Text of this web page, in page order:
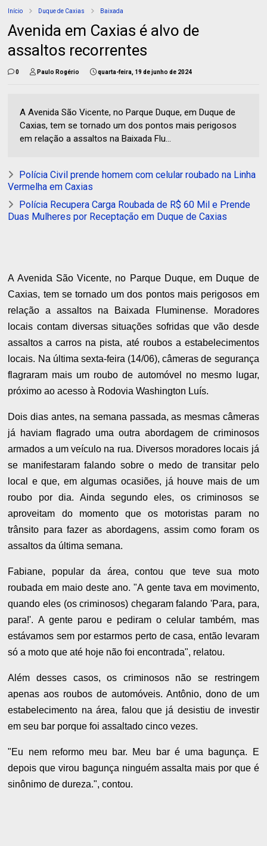
Início Duque de Caxias Baixada
Avenida em Caxias é alvo de
assaltos recorrentes
0 Paulo Rogério quarta-feira, 19 de junho de 2024
A Avenida São Vicente, no Parque Duque, em Duque de
Caxias, tem se tornado um dos pontos mais perigosos
em relação a assaltos na Baixada Flu...
Polícia Civil prende homem com celular roubado na Linha
Vermelha em Caxias
Polícia Recupera Carga Roubada de R$ 60 Mil e Prende
Duas Mulheres por Receptação em Duque de Caxias
A Avenida São Vicente, no Parque Duque, em Duque de
Caxias, tem se tornado um dos pontos mais perigosos em
relação a assaltos na Baixada Fluminense. Moradores
locais contam diversas situações sofridas que vão desde
assaltos a carros na pista, até roubos a estabelecimentos
locais. Na última sexta-feira (14/06), câmeras de segurança
flagraram mais um roubo de automóvel no mesmo lugar,
próximo ao acesso à Rodovia Washington Luís.
Dois dias antes, na semana passada, as mesmas câmeras
já haviam flagrado uma outra abordagem de criminosos
armados a um veículo na rua. Diversos moradores locais já
se manifestaram falando sobre o medo de transitar pelo
local e que, em algumas ocasiões, já houve mais de um
roubo por dia. Ainda segundo eles, os criminosos se
aproveitam do momento que os motoristas param no
trânsito para fazer as abordagens, assim como foram os
assaltos da última semana.
Fabiane, popular da área, contou que teve sua moto
roubada em maio deste ano. "A gente tava em movimento,
quando eles (os criminosos) chegaram falando 'Para, para,
para!'. A gente parou e pediram o celular também, mas
estávamos sem por estarmos perto de casa, então levaram
só a moto que até hoje não foi encontrada", relatou.
Além desses casos, os criminosos não se restringem
apenas aos roubos de automóveis. Antônio, dono de um
estabelecimento na área, falou que já desistiu de investir
em seu bar porque foi assaltado cinco vezes.
"Eu nem reformo meu bar. Meu bar é uma bagunça. E
depois que virou bagunça ninguém assalta mais por que é
sinônimo de dureza.", contou.